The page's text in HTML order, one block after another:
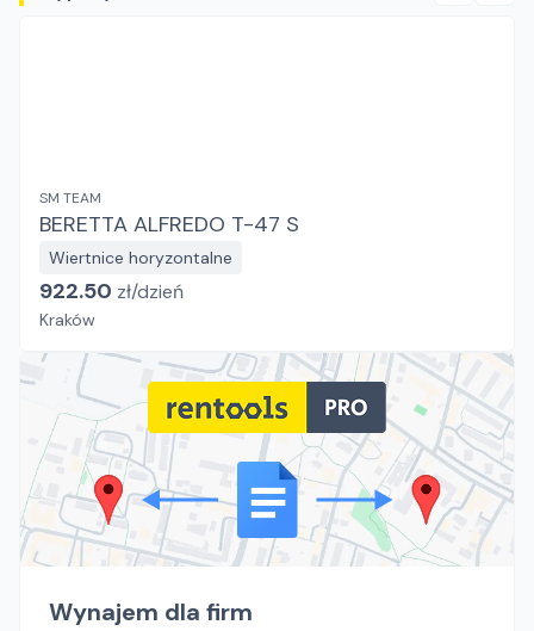
SM TEAM
BERETTA ALFREDO T-47 S
Wiertnice horyzontalne
922.50 zł/dzień
Kraków
Wynajem dla firm